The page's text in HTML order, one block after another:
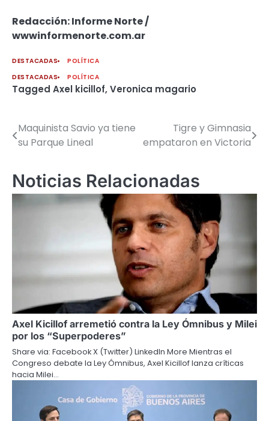
Redacción: Informe Norte /
wwwinformenorte.com.ar
DESTACADAS
POLÍTICA
DESTACADAS
POLÍTICA
Tagged Axel kicillof, Veronica magario
Navegación
entradas
Maquinista Savio ya tiene
su Parque Lineal
Tigre y Gimnasia
empataron en Victoria
Noticias Relacionadas
Axel Kicillof arremetió contra la Ley Ómnibus y Milei
por los “Superpoderes”
Share via: Facebook X (Twitter) LinkedIn More Mientras el
Congreso debate la Ley Ómnibus, Axel Kicillof lanza críticas
hacia Milei…